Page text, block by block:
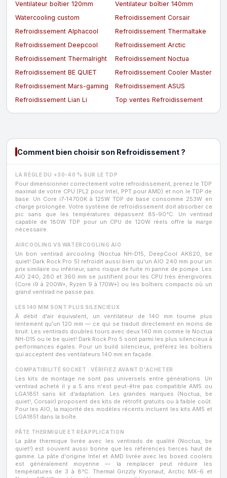
Ventilateur boîtier 120mm
Ventilateur boîtier 140mm
Watercooling custom
Refroidissement Corsair
Refroidissement Alphacool
Refroidissement Thermaltake
Refroidissement Deepcool
Refroidissement Arctic
Refroidissement Thermalright
Refroidissement Noctua
Refroidissement BE QUIET
Refroidissement Cooler Master
Refroidissement Mars-gaming
Refroidissement ASUS
Refroidissement Lian Li
Top ventes Refroidissement
Comment bien choisir son Refroidissement ?
LA RÈGLE DU +30-40 % SUR LE TDP
Pour dimensionner correctement votre refroidissement, prenez le TDP
maximal de votre CPU (PL2 pour Intel, PPT pour AMD) et non le TDP de
base. Un Core i7-14700K à 125W TDP de base consomme 253W en
charge prolongée. Votre système de refroidissement doit absorber ce
pic sans que les températures dépassent 85-90°C. Un ventirad
capable de 180W TDP pour un CPU de 120W réels offre la marge
nécessaire.
AIRCOOLING VS WATERCOOLING AIO
Un bon ventirad aircooling (Noctua NH-D15, DeepCool AK620, be
quiet! Dark Rock Pro 5) refroidit aussi bien qu'un AIO 240 mm pour un
prix similaire ou inférieur, sans risque de fuite ni panne de pompe. Les
AIO 240, 280 et 360 mm se justifient pour les CPU très énergivores
(Core i9 à 200W+, Ryzen 9 à 170W+) ou les boîtiers compacts où un
grand ventirad ne passe pas.
LES 140 MM SONT PLUS SILENCIEUX
À débit d'air équivalent, un ventilateur de 140 mm tourne plus
lentement qu'un 120 mm — ce qui se traduit directement en moins de
bruit. Les ventirads doubles tours avec deux 140 mm comme le Noctua
NH-D15 ou le be quiet! Dark Rock Pro 5 sont parmi les plus silencieux à
performances égales. Pour un build silencieux, préférez les boîtiers
qui acceptent des ventilateurs 140 mm en façade.
COMPATIBILITÉ SOCKET : VÉRIFIEZ AVANT D'ACHETER
Les kits de montage ne sont pas universels entre générations. Un
ventirad acheté il y a 5 ans n'est peut-être pas compatible AM5 ou
LGA1851 sans kit d'adaptation. Les grandes marques (Noctua, be
quiet!, Corsair) proposent des kits de rétrofit gratuits ou à faible coût.
Pour les AIO, la majorité des modèles récents incluent les kits AM5 et
LGA1851 dans la boîte.
PÂTE THERMIQUE ET RÉAPPLICATION
La pâte thermique livrée avec les ventirads de qualité (Noctua, be
quiet!) est souvent aussi bonne que les références tierces haut de
gamme. La pâte d'origine Intel et AMD livrée avec les boxed coolers
est généralement moyenne — la remplacer peut réduire les
températures de 3 à 8°C. Thermal Grizzly Kryonaut, Arctic MX-6 et